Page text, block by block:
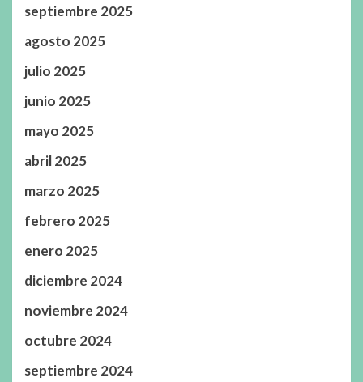
septiembre 2025
agosto 2025
julio 2025
junio 2025
mayo 2025
abril 2025
marzo 2025
febrero 2025
enero 2025
diciembre 2024
noviembre 2024
octubre 2024
septiembre 2024